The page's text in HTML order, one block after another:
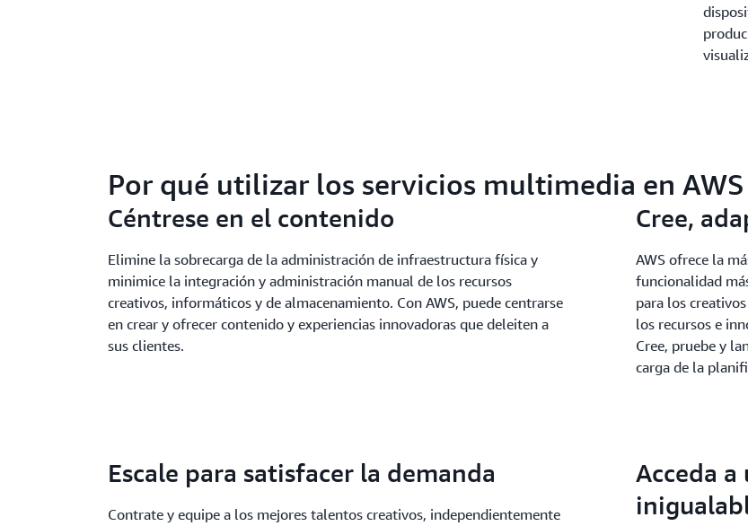
Por qué utilizar los servicios multimedia en AWS
Céntrese en el contenido
Elimine la sobrecarga de la administración de infraestructura física y
minimice la integración y administración manual de los recursos
creativos, informáticos y de almacenamiento. Con AWS, puede centrarse
en crear y ofrecer contenido y experiencias innovadoras que deleiten a
sus clientes.
Cree,
AWS ofrece la
funcionalidad
para los
los recursos e
Cree, pruebe y
carga de la
Escale para satisfacer la demanda
Contrate y equipe a los mejores talentos creativos, independientemente
Acceda